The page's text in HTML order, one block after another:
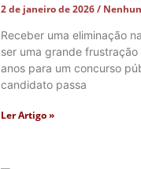
2 de janeiro de 2026
Receber uma eliminação
ser uma grande
anos para um concurso
candidato passa
Ler Artigo »